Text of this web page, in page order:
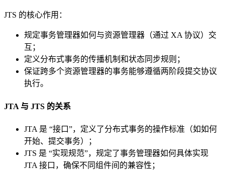
JTS 的核心作用：
规定事务管理器如何与资源管理器（通过 XA 协议）交
互；
定义分布式事务的传播机制和状态同步规则；
保证跨多个资源管理器的事务能够遵循两阶段提交协议
执行。
JTA 与 JTS 的关系
JTA 是 “接口”，定义了分布式事务的操作标准（如如何
开始、提交事务）；
JTS 是 “实现规范”，规定了事务管理器如何具体实现
JTA 接口，确保不同组件间的兼容性；